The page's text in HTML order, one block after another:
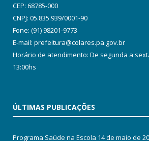
CEP: 68785-000
CNPJ: 05.835.939/0001-90
Fone: (91) 98201-9773
E-mail: prefeitura@colares.pa.gov.br
Horário de atendimento: De segunda a
13:00hs
ÚLTIMAS PUBLICAÇÕES
Programa Saúde na Escola 14 de maio de